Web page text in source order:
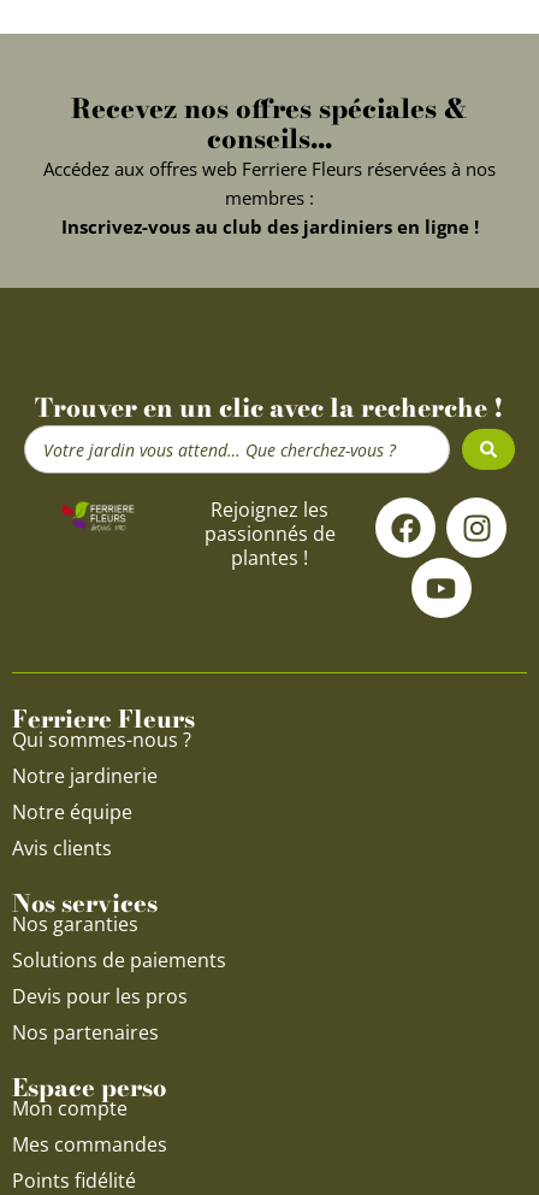
Recevez nos offres spéciales &
conseils...
Accédez aux offres web Ferriere Fleurs réservées à nos
membres :
Inscrivez-vous au club des jardiniers en ligne !
Trouver en un clic avec la recherche !
Search
...
Rejoignez les
passionnés de
plantes !
F
a
c
e
o
I
n
s
g
Y
o
u
t
u
b
Ferriere Fleurs
Qui sommes-nous ?
Notre jardinerie
Notre équipe
Avis clients
Nos services
Nos garanties
Solutions de paiements
Devis pour les pros
Nos partenaires
Espace perso
Mon compte
Mes commandes
Points fidélité